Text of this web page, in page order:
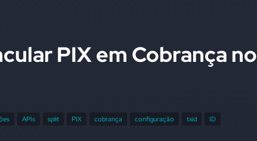
PIX em Cobrança no
APIs split PIX cobrança configuração txid
ID